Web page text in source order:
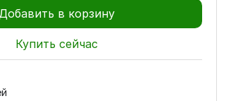
в корзину
Купить сейчас